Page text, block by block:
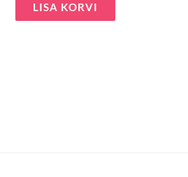
LISA KORVI